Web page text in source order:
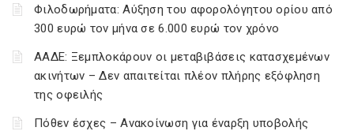
Φιλοδωρήματα: Αύξηση του αφορολόγητου ορίου από
300 ευρώ τον μήνα σε 6.000 ευρώ τον χρόνο
ΑΑΔΕ: Ξεμπλοκάρουν οι μεταβιβάσεις κατασχεμένων
ακινήτων – Δεν απαιτείται πλέον πλήρης εξόφληση
της οφειλής
Πόθεν έσχες – Ανακοίνωση για έναρξη υποβολής